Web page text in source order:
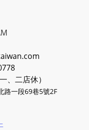
、二店休）
路一段69巷5號2F